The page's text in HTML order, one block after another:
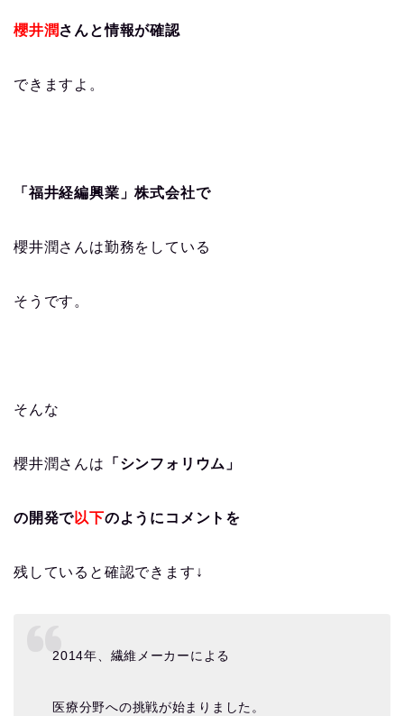
櫻井潤さんと情報が確認
できますよ。
「福井経編興業」株式会社で
櫻井潤さんは勤務をしている
そうです。
そんな
櫻井潤さんは 「シンフォリウム」
の開発で以下のようにコメントを
残していると確認できます↓
2014年、繊維メーカーによる
医療分野への挑戦が始まりました。